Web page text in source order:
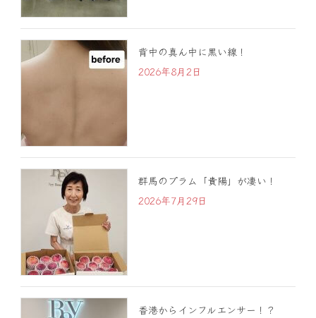
背中の真ん中に黒い線！
2026年8月2日
群馬のプラム「貴陽」が凄い！
2026年7月29日
香港からインフルエンサー！？